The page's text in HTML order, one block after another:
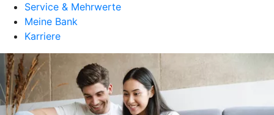
Service & Mehrwerte
Meine Bank
Karriere